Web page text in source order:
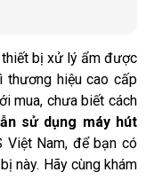
thiết bị xử lý ẩm được
thương hiệu cao cấp
mua, chưa biết cách
sử dụng máy hút
Việt Nam, để bạn có
này. Hãy cùng khám